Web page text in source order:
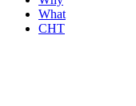
What
CHT